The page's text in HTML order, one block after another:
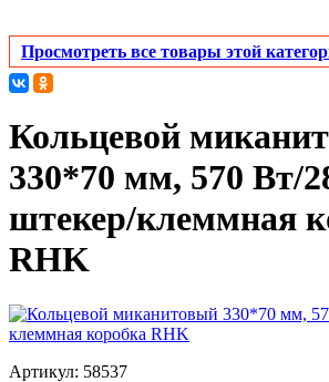
Просмотреть все товары этой
Кольцевой
330*70 мм, 570 Вт/
штекер/клеммная
RHK
Артикул: 58537